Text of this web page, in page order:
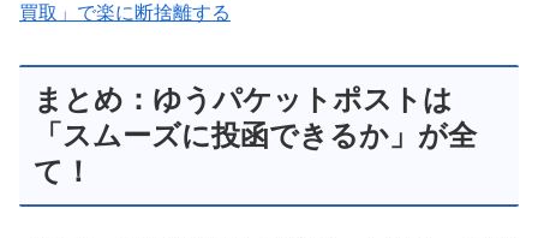
買取」で楽に断捨離する
まとめ：ゆうパケットポストは
「スムーズに投函できるか」が全
て！